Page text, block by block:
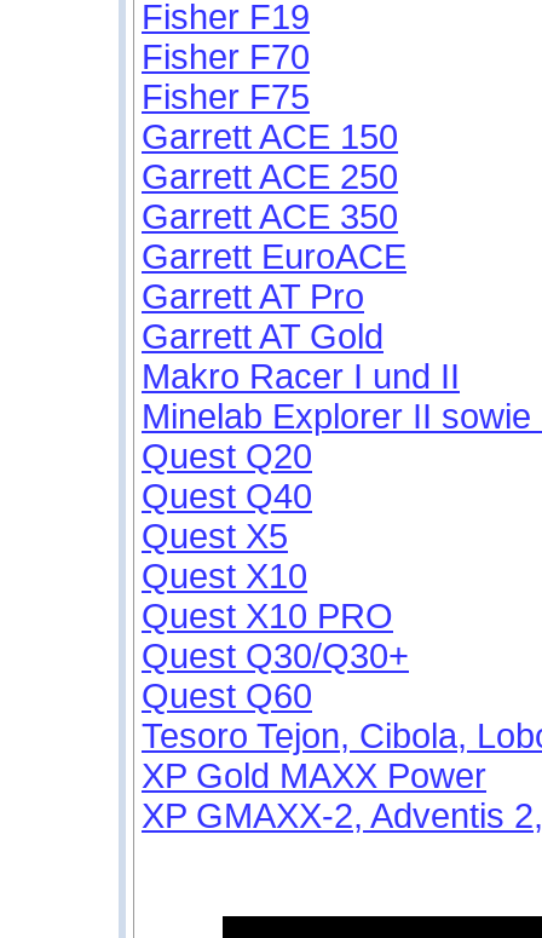
Fisher F19
Fisher F70
Fisher F75
Garrett ACE 150
Garrett ACE 250
Garrett ACE 350
Garrett EuroACE
Garrett AT Pro
Garrett AT Gold
Makro Racer I und II
Minelab Explorer II
Quest Q20
Quest Q40
Quest X5
Quest X10
Quest X10 PRO
Quest Q30/Q30+
Quest Q60
Tesoro Tejon, Cibola,
XP Gold MAXX Power
XP GMAXX-2, Adventis